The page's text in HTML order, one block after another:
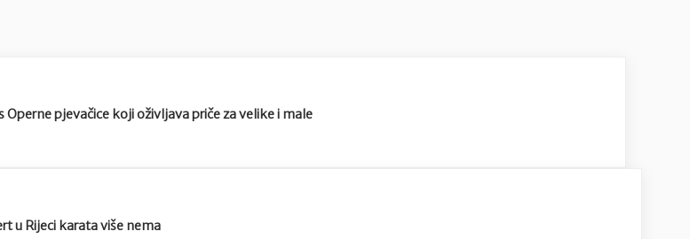
Operne pjevačice koji oživljava priče za velike i male
u Rijeci karata više nema